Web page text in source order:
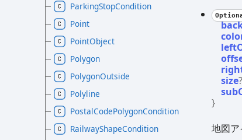
size
}
地図ア
ParkingStopCondition
Point
PointObject
Polygon
PolygonOutside
Polyline
PostalCodePolygonCondition
RailwayShapeCondition